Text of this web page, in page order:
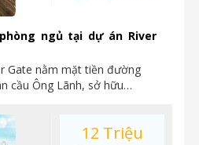
ngủ tại dự án River
Gate nằm mặt tiền đường
cầu Ông Lãnh, sở hữu…
12 Triệu